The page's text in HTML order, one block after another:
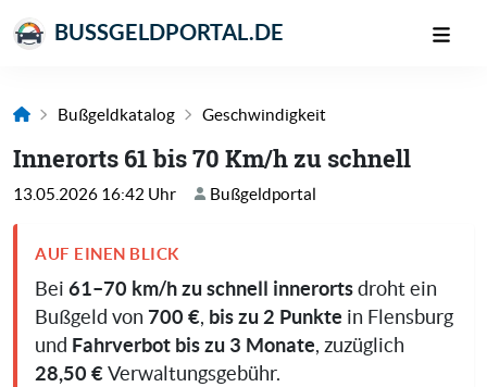
BUSSGELDPORTAL.DE
Bußgeldkatalog Geschwindigkeit
Innerorts 61 bis 70 Km/h zu schnell
13.05.2026 16:42 Uhr Bußgeldportal
AUF EINEN BLICK
Bei 61–70 km/h zu schnell innerorts droht ein
Bußgeld von 700 €, bis zu 2 Punkte in Flensburg
und Fahrverbot bis zu 3 Monate, zuzüglich
28,50 € Verwaltungsgebühr.